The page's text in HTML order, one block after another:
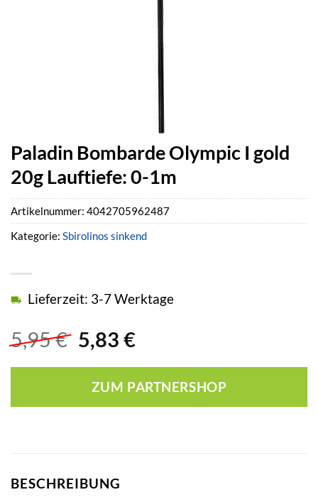
Paladin Bombarde Olympic I gold
20g Lauftiefe: 0-1m
5,95€ Ursprünglicher
war:
5,95 €
5,83 €Aktueller
ist:
5,83 €.
Lieferzeit: 3-7 Werktage
ZUM PARTNERSHOP
Artikelnummer: 4042705962487
Kategorie: Sbirolinos sinkend
BESCHREIBUNG